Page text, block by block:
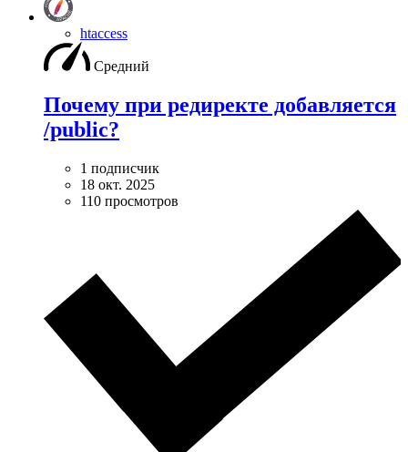
htaccess
Средний
Почему при редиректе добавляется
/public?
1 подписчик
18 окт. 2025
110 просмотров